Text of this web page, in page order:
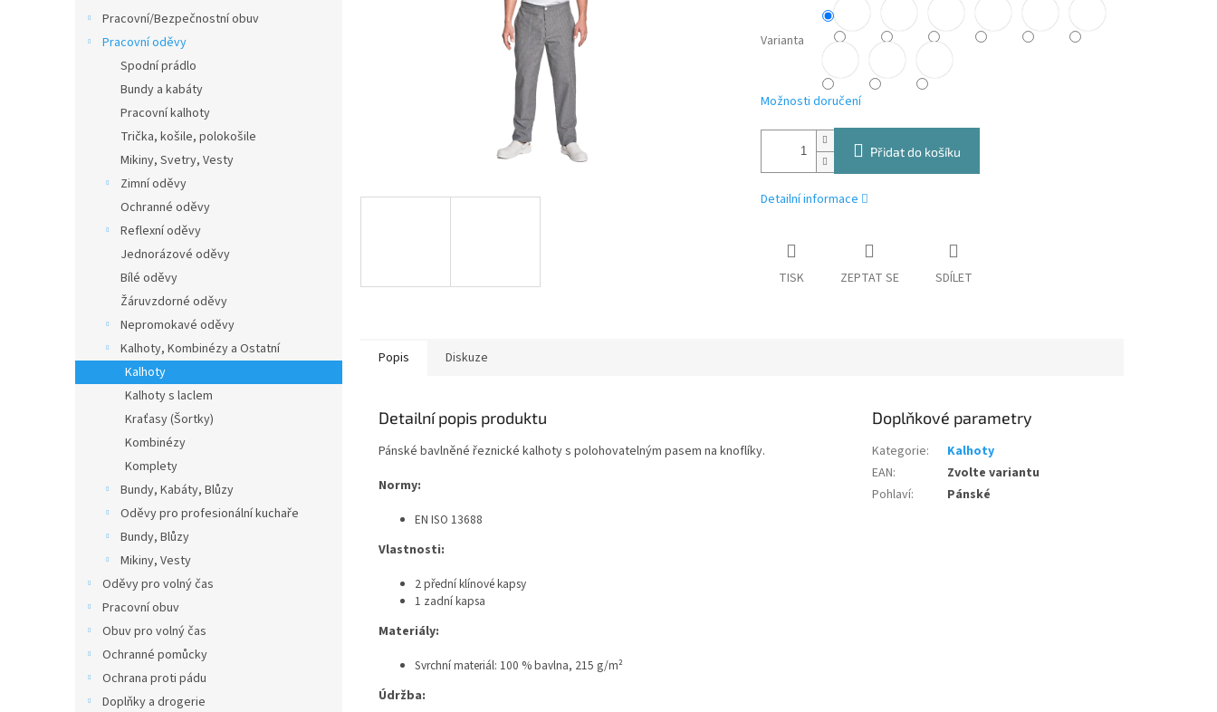
Pracovní/Bezpečnostní obuv
Pracovní oděvy
Spodní prádlo
Bundy a kabáty
Pracovní kalhoty
Trička, košile, polokošile
Mikiny, Svetry, Vesty
Zimní oděvy
Ochranné oděvy
Reflexní oděvy
Jednorázové oděvy
Bílé oděvy
Žáruvzdorné oděvy
Nepromokavé oděvy
Kalhoty, Kombinézy a Ostatní
Kalhoty
Kalhoty s laclem
Kraťasy (Šortky)
Kombinézy
Komplety
Bundy, Kabáty, Blůzy
Oděvy pro profesionální kuchaře
Bundy, Blůzy
Mikiny, Vesty
Oděvy pro volný čas
Pracovní obuv
Obuv pro volný čas
Ochranné pomůcky
Ochrana proti pádu
Doplňky a drogerie
Varianta
Možnosti doručení
Přidat do košíku
Detailní informace
TISK ZEPTAT SE SDÍLET
Popis Diskuze
Detailní popis produktu
Pánské bavlněné řeznické kalhoty s polohovatelným pasem na knoflíky.
Normy:
EN ISO 13688
Vlastnosti:
2 přední klínové kapsy
1 zadní kapsa
Materiály:
Svrchní materiál: 100 % bavlna, 215 g/m²
Údržba:
Doplňkové parametry
Kategorie:
Kalhoty
EAN:
Zvolte variantu
Pohlaví: Pánské